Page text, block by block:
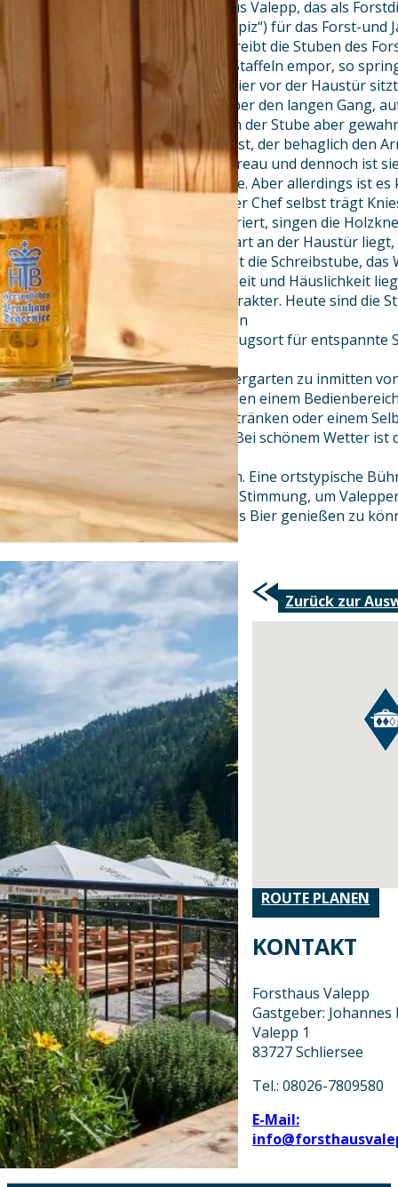
mit dem 1841 erbauten Forsthaus Valepp, das als
Unterkunftshaus (genannt „Hospiz“) für das Forst-und
Heimatdichter Karl Stieler beschreibt die Stuben des
Steigt man über die steinernen Staffeln empor, so
Jagdhund entgegen, der als Portier vor der Haustür
alsbald dem Herrn und schallt über den langen Gang,
Zeichen des Waidwerks finden. In der Stube aber
mit vollem Barte und breiter Brust, der behaglich den
Stube sieht nicht aus, wie ein Bureau und dennoch ist
Oberförster von der Kaiserklause. Aber allerdings ist
bureaukratischen Sinne, denn der Chef selbst trägt
und während er die Akten registriert, singen die
hat das große Eckzimmer, das hart an der Haustür
Kompetenz: es ist zu gleicher Zeit die Schreibstube,
seltsame Mischung von Amtlichkeit und Häuslichkeit
Wildnis einen halboffiziellen Charakter. Heute sind die
Hauch befreit und bieten unseren
Gästen einen gemütlichen Rückzugsort für entspannte
Umgebung.
Zünftig geht es außerdem im Biergarten zu inmitten
Die Gäste haben die Wahl zwischen einem
regionalen Schmankerln und Getränken oder einem
Speisen-und Getränkeausgabe. Bei schönem Wetter
Platz gefüllt mit Radfahrern,
Wanderern und Naturliebhabern. Eine ortstypische
Musikanten sorgt für die nötige Stimmung, um
Brotzeiten oder ein erfrischendes Bier genießen zu
Zurück zur
ROUTE PLANEN
KONTAKT
Forsthaus Valepp
Gastgeber: Johannes
Valepp 1
83727 Schliersee
Tel.: 08026-7809580
E-Mail: